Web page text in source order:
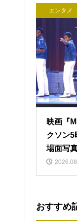
エンタメ
映画『
クソン5
場面写
おすすめ